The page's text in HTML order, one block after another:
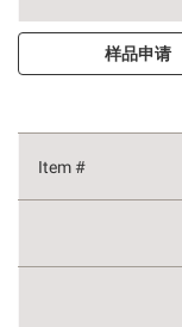
样品申请